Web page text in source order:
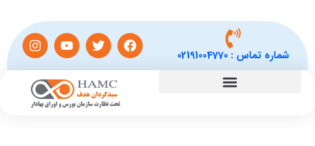
شماره تماس :02191004770